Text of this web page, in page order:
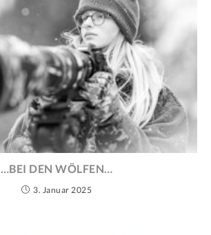
…BEI DEN WÖLFEN…
3. Januar 2025